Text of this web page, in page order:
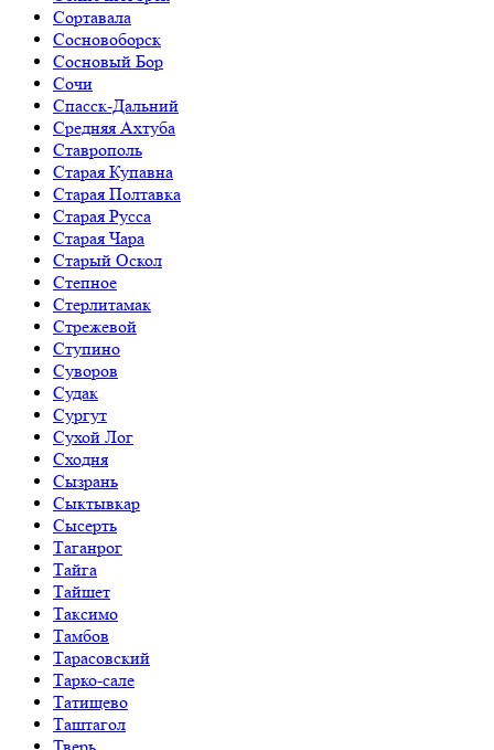
Сортавала
Сосновоборск
Сосновый Бор
Сочи
Спасск-Дальний
Средняя Ахтуба
Ставрополь
Старая Купавна
Старая Полтавка
Старая Русса
Старая Чара
Старый Оскол
Степное
Стерлитамак
Стрежевой
Ступино
Суворов
Судак
Сургут
Сухой Лог
Сходня
Сызрань
Сыктывкар
Сысерть
Таганрог
Тайга
Тайшет
Таксимо
Тамбов
Тарасовский
Тарко-сале
Татищево
Таштагол